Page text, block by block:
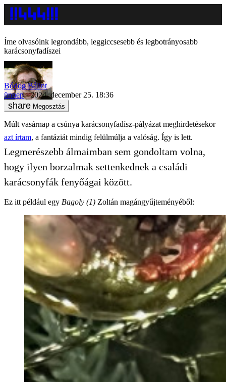
Íme olvasóink legrondább, leggiccsesebb és legbotrányosabb
karácsonyfadíszei
Bódog Bálint
ünnep
2024. december 25. 18:36
Megosztás
Múlt vasárnap a csúnya karácsonyfadísz-pályázat meghirdetésekor
azt írtam, a fantáziát mindig felülmúlja a valóság. Így is lett.
Legmerészebb álmaimban sem gondoltam volna,
hogy ilyen borzalmak settenkednek a családi
karácsonyfák fenyőágai között.
Ez itt például egy Bagoly (1) Zoltán magángyűjteményéből: